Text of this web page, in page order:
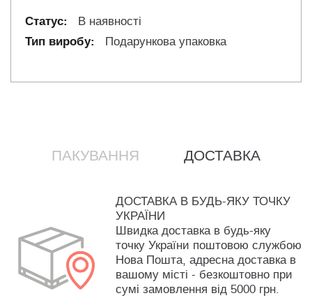
В наявності
Подарункова упаковка
ПАКУВАННЯ ДОСТАВКА
ДОСТАВКА В БУДЬ-ЯКУ ТОЧКУ
УКРАЇНИ
Швидка доставка в будь-яку
точку України поштовою службою
Нова Пошта, адресна доставка в
вашому місті - безкоштовно при
сумі замовлення від 5000 грн.